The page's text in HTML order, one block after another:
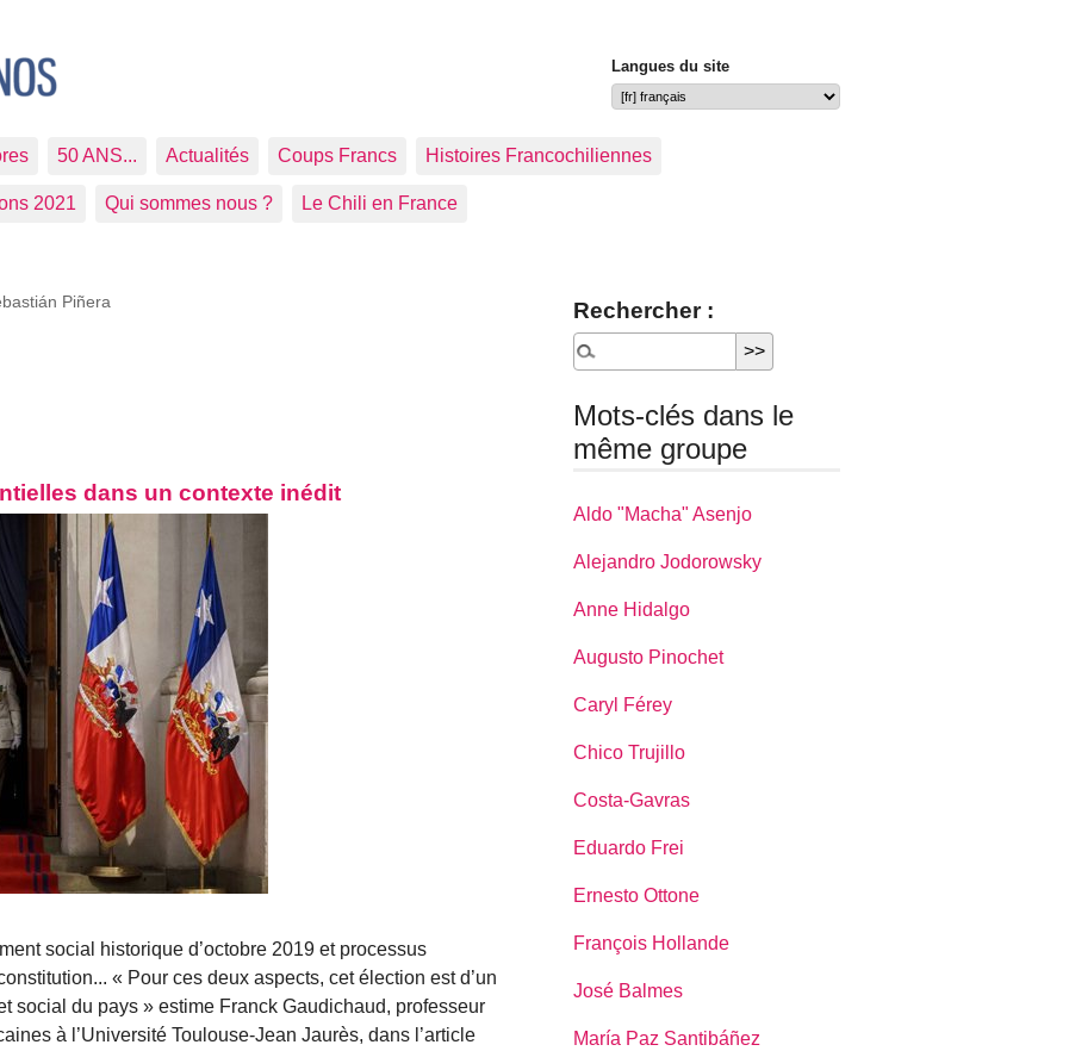
Langues du site
50 ANS... Actualités Coups Francs Histoires Francochiliennes
2021 Qui sommes nous ? Le Chili en France
Piñera
dans un contexte inédit
social historique d’octobre 2019 et processus
« Pour ces deux aspects, cet élection est d’un
social du pays » estime Franck Gaudichaud, professeur
à l’Université Toulouse-Jean Jaurès, dans l’article
Rechercher :
Mots-clés dans le
même groupe
Aldo "Macha" Asenjo
Alejandro Jodorowsky
Anne Hidalgo
Augusto Pinochet
Caryl Férey
Chico Trujillo
Costa-Gavras
Eduardo Frei
Ernesto Ottone
François Hollande
José Balmes
María Paz Santibáñez